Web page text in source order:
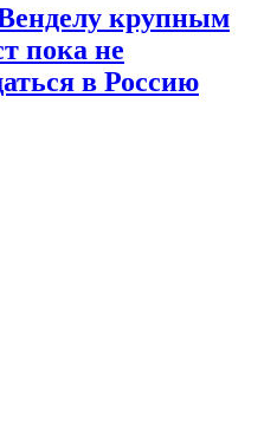
крупным
пока не
в Россию